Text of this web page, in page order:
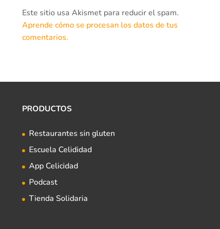
Este sitio usa Akismet para reducir el spam.
Aprende cómo se procesan los datos de tus
comentarios.
PRODUCTOS
Restaurantes sin gluten
Escuela Celididad
App Celicidad
Podcast
Tienda Solidaria